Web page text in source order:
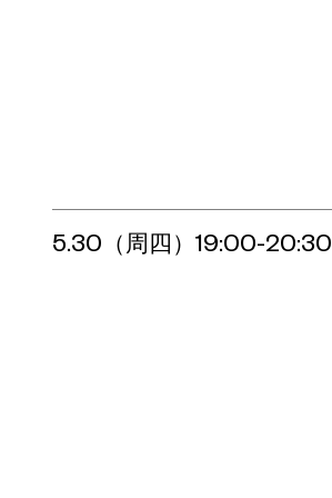
5.30（周四）19:00-20:30